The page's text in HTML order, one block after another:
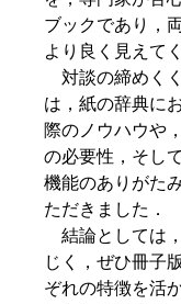
ブックであり，
より良く見えて
対談の締めくく
は，紙の辞典に
際のノウハウや
の必要性，そし
機能のありがた
ただきました．
結論としては
じく，ぜひ冊子
ぞれの特徴を活